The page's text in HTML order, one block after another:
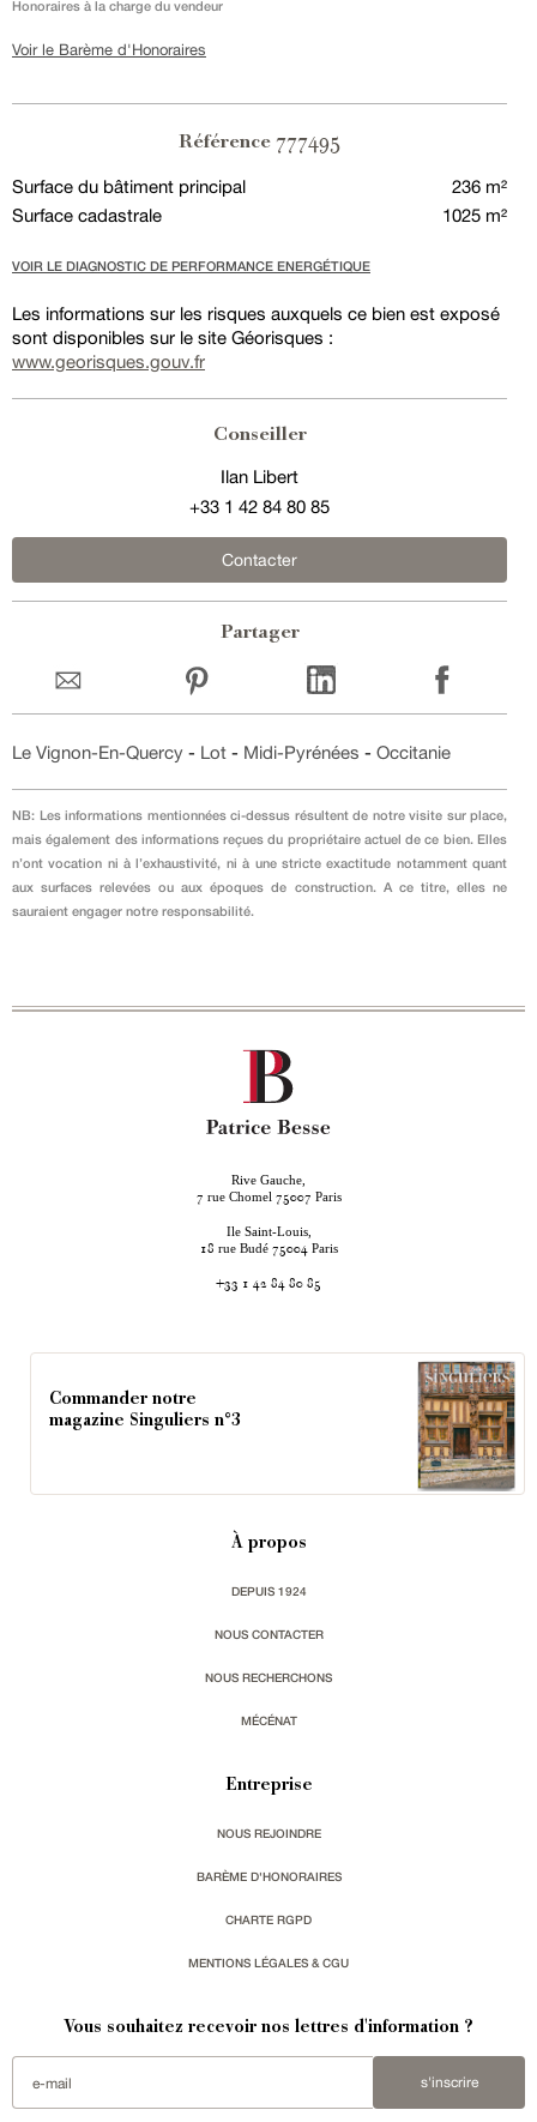
Honoraires à la charge du vendeur
Voir le Barème d'Honoraires
Référence 777495
Surface du bâtiment principal
236 m²
Surface cadastrale
1025 m²
VOIR LE DIAGNOSTIC DE PERFORMANCE ENERGÉTIQUE
Les informations sur les risques auxquels ce bien est exposé
sont disponibles sur le site Géorisques :
www.georisques.gouv.fr
Conseiller
Ilan Libert
+33 1 42 84 80 85
Contacter
Partager
Le Vignon-En-Quercy - Lot - Midi-Pyrénées - Occitanie
NB: Les informations mentionnées ci-dessus résultent de notre visite sur place,
mais également des informations reçues du propriétaire actuel de ce bien. Elles
n’ont vocation ni à l’exhaustivité, ni à une stricte exactitude notamment quant
aux surfaces relevées ou aux époques de construction. A ce titre, elles ne
sauraient engager notre responsabilité.
Rive Gauche,
7 rue Chomel 75007 Paris
Ile Saint-Louis,
18 rue Budé 75004 Paris
+33 1 42 84 80 85
Commander notre
magazine Singuliers n°3
À propos
DEPUIS 1924
NOUS CONTACTER
NOUS RECHERCHONS
MÉCÉNAT
Entreprise
NOUS REJOINDRE
BARÈME D'HONORAIRES
CHARTE RGPD
MENTIONS LÉGALES & CGU
Vous souhaitez recevoir nos lettres d'information ?
s'inscrire